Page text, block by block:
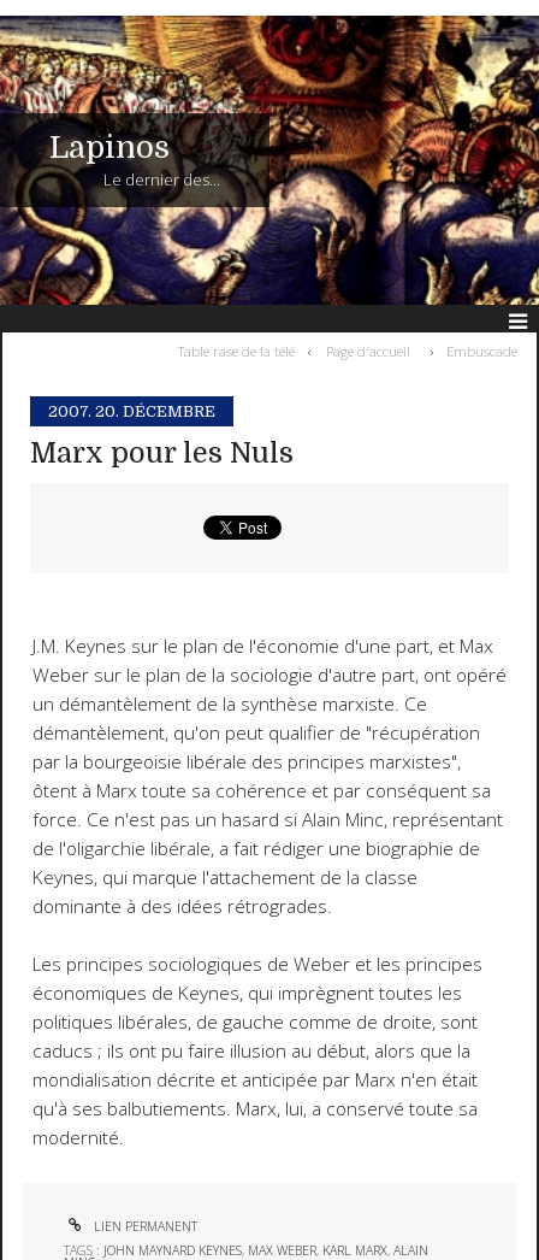
Lapinos
Le dernier des...
Table rase de la télé Page d'accueil Embuscade
2007. 20. DÉCEMBRE
Marx pour les Nuls
J.M. Keynes sur le plan de l'économie d'une part, et Max
Weber sur le plan de la sociologie d'autre part, ont opéré
un démantèlement de la synthèse marxiste. Ce
démantèlement, qu'on peut qualifier de "récupération
par la bourgeoisie libérale des principes marxistes",
ôtent à Marx toute sa cohérence et par conséquent sa
force. Ce n'est pas un hasard si Alain Minc, représentant
de l'oligarchie libérale, a fait rédiger une biographie de
Keynes, qui marque l'attachement de la classe
dominante à des idées rétrogrades.
Les principes sociologiques de Weber et les principes
économiques de Keynes, qui imprègnent toutes les
politiques libérales, de gauche comme de droite, sont
caducs ; ils ont pu faire illusion au début, alors que la
mondialisation décrite et anticipée par Marx n'en était
qu'à ses balbutiements. Marx, lui, a conservé toute sa
modernité.
LIEN PERMANENT
TAGS : JOHN MAYNARD KEYNES, MAX WEBER, KARL MARX,ALAIN